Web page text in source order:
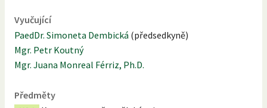
Vyučující
PaedDr. Simoneta Dembická (předsedkyně)
Mgr. Petr Koutný
Mgr. Juana Monreal Férriz, Ph.D.
Předměty